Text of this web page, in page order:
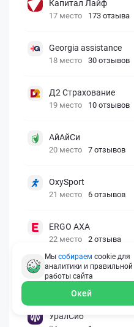
Капитал Лайф
17 место 173 отзыва
Georgia assistance
18 место 30 отзывов
Д2 Страхование
19 место 10 отзывов
АйАйСи
20 место 7 отзывов
OxySport
21 место 6 отзывов
ERGO AXA
22 место 2 отзыва
Oxy Travel Premium
23 место 1 отзыв
УралСиб
Мы собираем cookie для
аналитики и правильной
работы сайта
Окей